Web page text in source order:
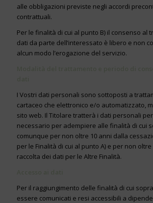
alle obbligazioni previste negli accordi
contrattuali.
Per le finalità di cui al punto B) il consenso al
dati da parte dell’interessato è libero e non
alcun modo l’erogazione del servizio.
I Vostri dati personali sono sottoposti a
cartaceo che elettronico e/o automatizzato,
sito web. Il Titolare tratterà i dati personali
necessario per adempiere alle finalità di cui
comunque per non oltre 10 anni dalla
per le Finalità di cui al punto A) e per non
raccolta dei dati per le Altre Finalità.
Per il raggiungimento delle finalità di cui
essere comunicati e resi accessibili a